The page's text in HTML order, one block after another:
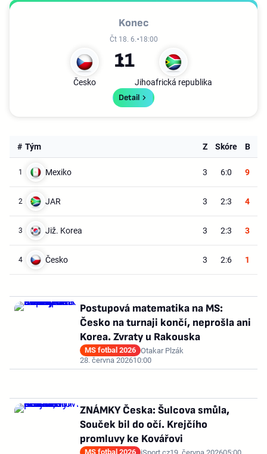
Konec
Čt 18. 6. 18:00
Česko
1
Jihoafrická republika
1
Detail
# Tým Z Skóre B
1 Mexiko 3 6:0 9
2 JAR 3 2:3 4
3 Již. Korea 3 2:3 3
4 Česko 3 2:6 1
Postupová matematika na MS:
Česko na turnaji končí, neprošla ani
Korea. Zvraty u Rakouska
MS fotbal 2026 Otakar Plzák
28. června 202610:00
ZNÁMKY Česka: Šulcova smůla,
Souček bil do očí. Krejčího
promluvy ke Kovářovi
MS fotbal 2026